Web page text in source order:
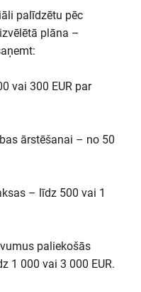
palīdzētu pēc
plāna –
vai 300 EUR par
ārstēšanai – no 50
– līdz 500 vai 1
paliekošās
1 000 vai 3 000 EUR.